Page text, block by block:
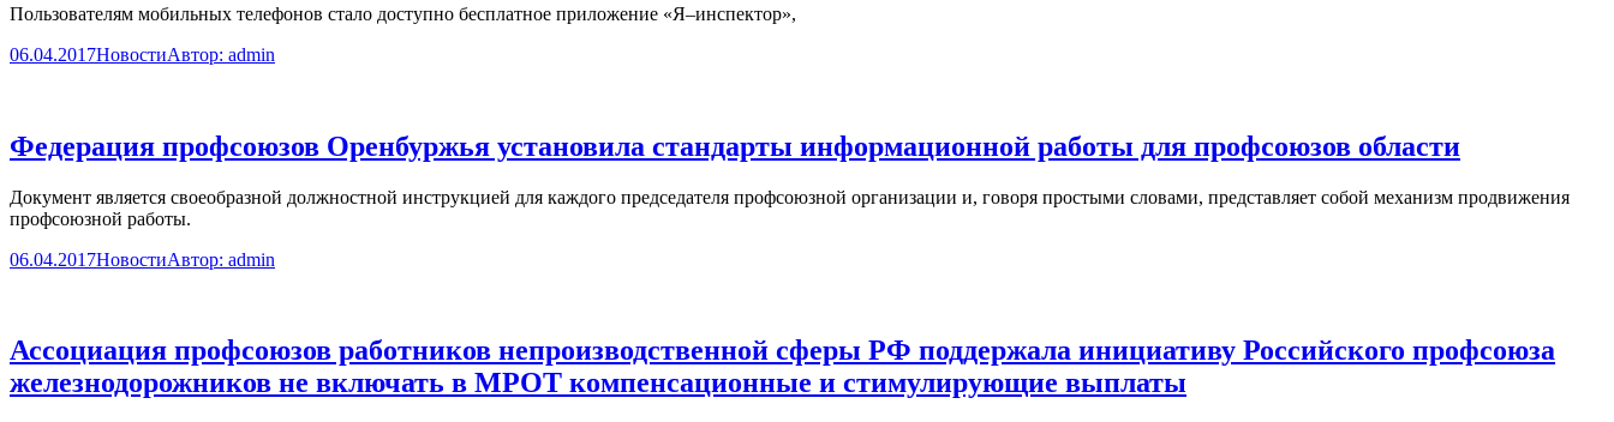
Пользователям мобильных телефонов стало доступно бесплатное приложение «Я–инспектор»,
06.04.2017НовостиАвтор: admin
Федерация профсоюзов Оренбуржья установила стандарты информационной работы для профсоюзов области
Документ является своеобразной должностной инструкцией для каждого председателя профсоюзной организации и, говоря простыми словами, представляет собой механизм продвижения
профсоюзной работы.
06.04.2017НовостиАвтор: admin
Ассоциация профсоюзов работников непроизводственной сферы РФ поддержала инициативу Российского профсоюза
железнодорожников не включать в МРОТ компенсационные и стимулирующие выплаты